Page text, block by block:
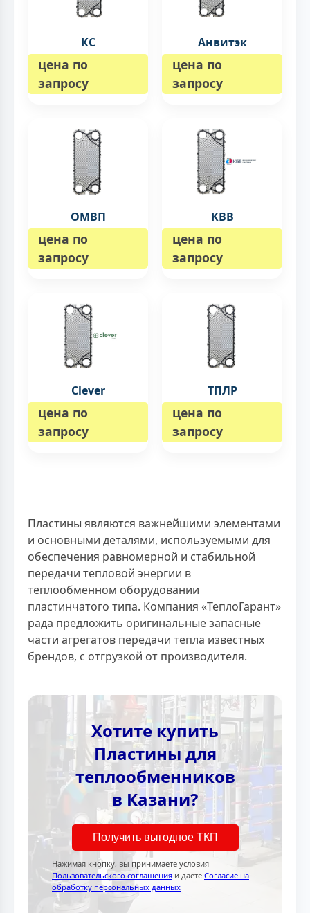
КС
цена по
запросу
Анвитэк
цена по
запросу
ОМВП
цена по
запросу
KBB
цена по
запросу
Clever
цена по
запросу
ТПЛР
цена по
запросу
Пластины являются важнейшими элементами
и основными деталями, используемыми для
обеспечения равномерной и стабильной
передачи тепловой энергии в
теплообменном оборудовании
пластинчатого типа. Компания «ТеплоГарант»
рада предложить оригинальные запасные
части агрегатов передачи тепла известных
брендов, с отгрузкой от производителя.
Хотите купить
Пластины для
теплообменников
в Казани?
Получить выгодное ТКП
Нажимая кнопку, вы принимаете условия
Пользовательского соглашения и даете Согласие на
обработку персональных данных